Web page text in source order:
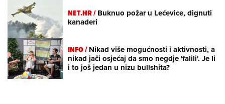
NET.HR /Buknuo požar u Lećevice, dignuti
kanaderi
INFO /Nikad više mogućnosti i aktivnosti, a
nikad jači osjećaj da smo negdje 'falili'. Je li
i to još jedan u nizu bullshita?